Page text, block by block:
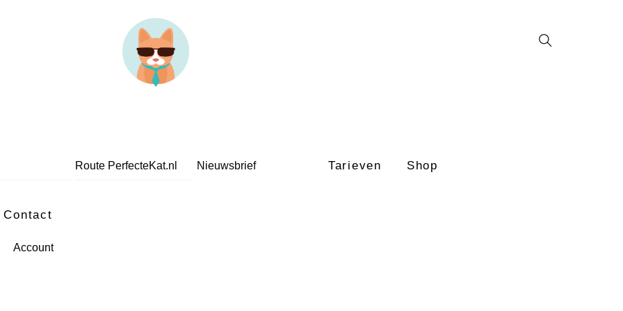
Route PerfecteKat.nl Nieuwsbrief Tarieven Shop
Contact
Account